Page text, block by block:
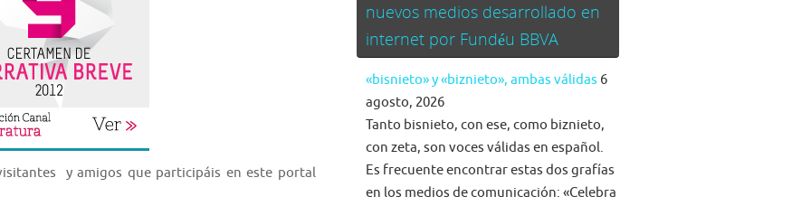
y amigos que participáis en este portal
nuevos medios desarrollado en
internet por Fundéu BBVA
«bisnieto» y «biznieto», ambas válidas 6
agosto, 2026
Tanto bisnieto, con ese, como biznieto,
con zeta, son voces válidas en español.
Es frecuente encontrar estas dos grafías
en los medios de comunicación: «Celebra